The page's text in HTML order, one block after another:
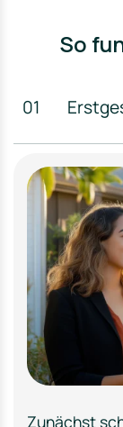
So
01
Zunächst